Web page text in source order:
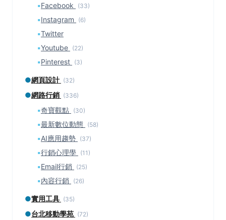
▪Facebook (33)
▪Instagram (6)
▪Twitter
▪Youtube (22)
▪Pinterest (3)
●網頁設計 (32)
●網路行銷 (336)
▪奇寶觀點 (30)
▪最新數位動態 (58)
▪AI應用趨勢 (37)
▪行銷心理學 (11)
▪Email行銷 (25)
▪內容行銷 (26)
●實用工具 (35)
●台北移動學苑 (72)